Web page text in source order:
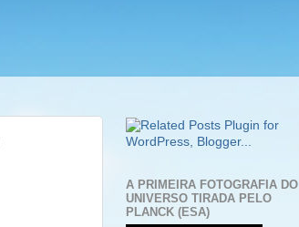
A PRIMEIRA FOTOGRAFIA DO
UNIVERSO TIRADA PELO
PLANCK (ESA)